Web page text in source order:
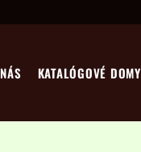
KATALÓGOVÉ DOMY